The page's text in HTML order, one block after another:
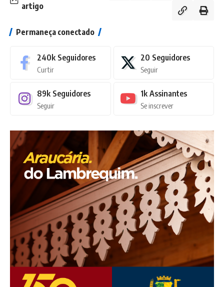
artigo
Permaneça conectado
240k Seguidores
Curtir
20 Seguidores
Seguir
89k Seguidores
Seguir
1k Assinantes
Se inscrever